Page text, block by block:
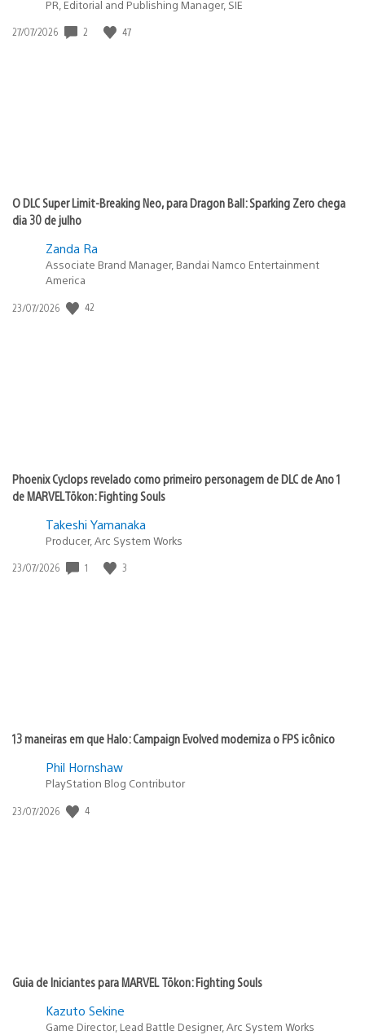
PR, Editorial and Publishing Manager, SIE
Data
27/07/2026 2 47
O DLC Super Limit-Breaking Neo, para Dragon Ball: Sparking Zero chega
dia 30 de julho
Zanda Ra
Associate Brand Manager, Bandai Namco Entertainment
America
Data
23/07/2026 42
Phoenix Cyclops revelado como primeiro personagem de DLC de Ano 1
de MARVEL Tōkon: Fighting Souls
Takeshi Yamanaka
Producer, Arc System Works
Data
23/07/2026 1 3
13 maneiras em que Halo: Campaign Evolved moderniza o FPS icônico
Phil Hornshaw
PlayStation Blog Contributor
Data
23/07/2026 4
Guia de Iniciantes para MARVEL Tōkon: Fighting Souls
Kazuto Sekine
Game Director, Lead Battle Designer, Arc System Works